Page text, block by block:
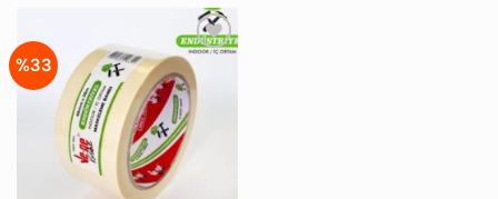
%33
Favorilere
Ekle